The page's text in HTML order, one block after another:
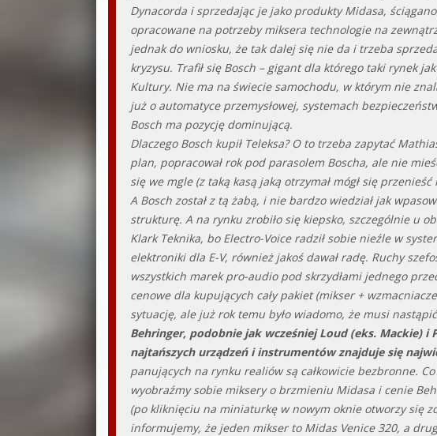
Dynacorda i sprzedając je jako produkty Midasa,
opracowane na potrzeby miksera technologie na
jednak do wniosku, że tak dalej się nie da i trzeba
kryzysu. Trafił się Bosch – gigant dla którego taki rynek
Kultury. Nie ma na świecie samochodu, w którym nie
już o automatyce przemysłowej, systemach
Bosch ma pozycję dominującą.
Dlaczego Bosch kupił Teleksa? O to trzeba zapytać
plan, popracował rok pod parasolem Boscha, ale nie
się we mgle (z taką kasą jaką otrzymał mógł się
A Bosch został z tą żabą, i nie bardzo wiedział jak
strukturę. A na rynku zrobiło się kiepsko, szczególnie u
Klark Teknika, bo Electro-Voice radził sobie nieźle w
elektroniki dla E-V, również jakoś dawał radę. Ruchy
wszystkich marek pro-audio pod skrzydłami jednego
cenowe dla kupujących cały pakiet (mikser +
sytuację, ale już rok temu było wiadomo, że musi
Behringer, podobnie jak wcześniej Loud (eks. Mackie) i
najtańszych urządzeń i instrumentów znajduje się
panujących na rynku realiów są całkowicie bezbronne.
wyobraźmy sobie miksery o brzmieniu Midasa i cenie
(po kliknięciu na miniaturkę w nowym oknie otworzy się
informujemy, że jeden mikser to Midas Venice 320, a